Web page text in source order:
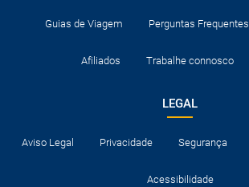
Guias de Viagem Perguntas Frequentes
Afiliados Trabalhe connosco
LEGAL
Aviso Legal Privacidade Segurança
Acessibilidade